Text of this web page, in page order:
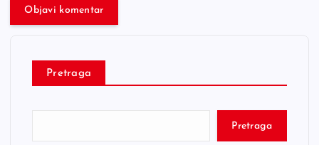
Pretraga
Pretraga